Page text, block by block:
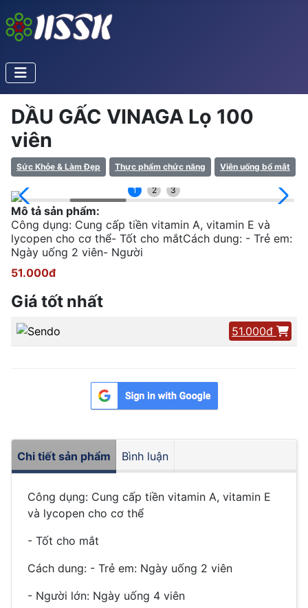
DẦU GẤC VINAGA Lọ 100
viên
Sức Khỏe & Làm Đẹp Thực phẩm chức năng Viên uống bổ mắt
1 2 3
Mô tả sản phẩm:
Công dụng: Cung cấp tiền vitamin A, vitamin E và
lycopen cho cơ thể- Tốt cho mắtCách dung: - Trẻ em:
Ngày uống 2 viên- Người
51.000đ
Giá tốt nhất
51.000đ
Chi tiết sản phẩm Bình luận
Công dụng: Cung cấp tiền vitamin A, vitamin E
và lycopen cho cơ thể
- Tốt cho mắt
Cách dung: - Trẻ em: Ngày uống 2 viên
- Người lớn: Ngày uống 4 viên